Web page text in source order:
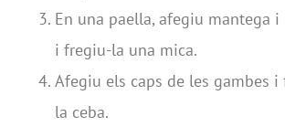
En una paella, afegiu mantega
i fregiu-la una mica.
Afegiu els caps de les gambes
la ceba.